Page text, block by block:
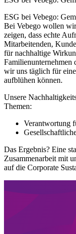
ESG bei Vebego:
Bei Vebego wollen
zeigen, dass echte
Mitarbeitenden,
für nachhaltige
Familienunternehmen
wir uns täglich für
aufblühen können.
Unsere
Themen:
Verantwortung
Das Ergebnis? Eine
Zusammenarbeit mit
auf die Corporate